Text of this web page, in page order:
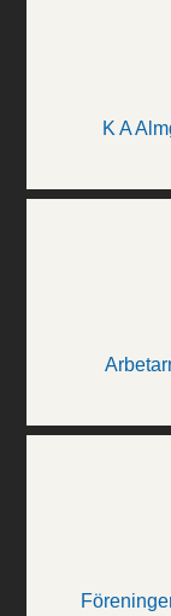
K A